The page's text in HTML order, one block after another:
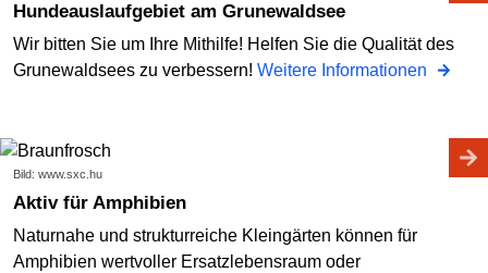
Hundeauslaufgebiet am Grunewaldsee
Wir bitten Sie um Ihre Mithilfe! Helfen Sie die Qualität des
Grunewaldsees zu verbessern! Weitere Informationen
Bild: www.sxc.hu
Aktiv für Amphibien
Naturnahe und strukturreiche Kleingärten können für
Amphibien wertvoller Ersatzlebensraum oder